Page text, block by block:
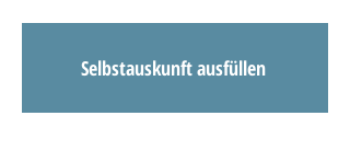
Selbstauskunft ausfüllen